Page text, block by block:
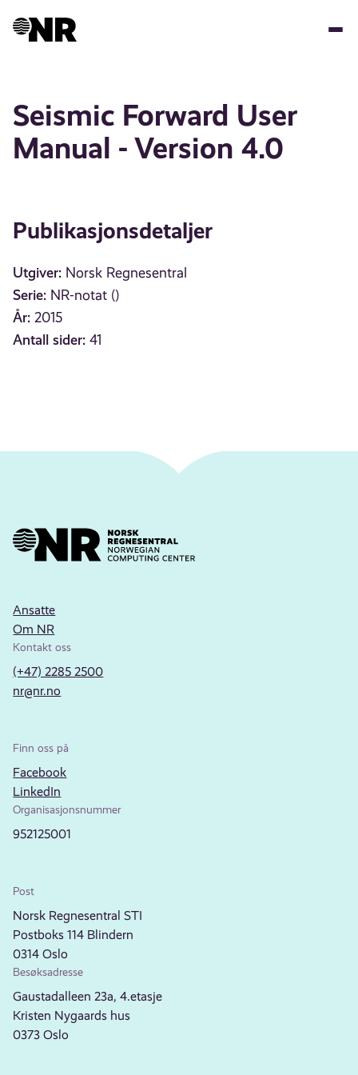
Seismic Forward User
Manual - Version 4.0
Publikasjonsdetaljer
Utgiver: Norsk Regnesentral
Serie: NR-notat ()
År: 2015
Antall sider: 41
Ansatte
Om NR
Kontakt oss
(+47) 2285 2500
nr@nr.no
Finn oss på
Facebook
LinkedIn
Organisasjonsnummer
952125001
Post
Norsk Regnesentral STI
Postboks 114 Blindern
0314 Oslo
Besøksadresse
Gaustadalleen 23a, 4.etasje
Kristen Nygaards hus
0373 Oslo